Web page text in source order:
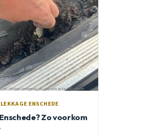
ENSCHEDE
Zo voorkom